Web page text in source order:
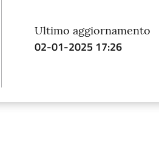
Ultimo aggiornamento
02-01-2025 17:26